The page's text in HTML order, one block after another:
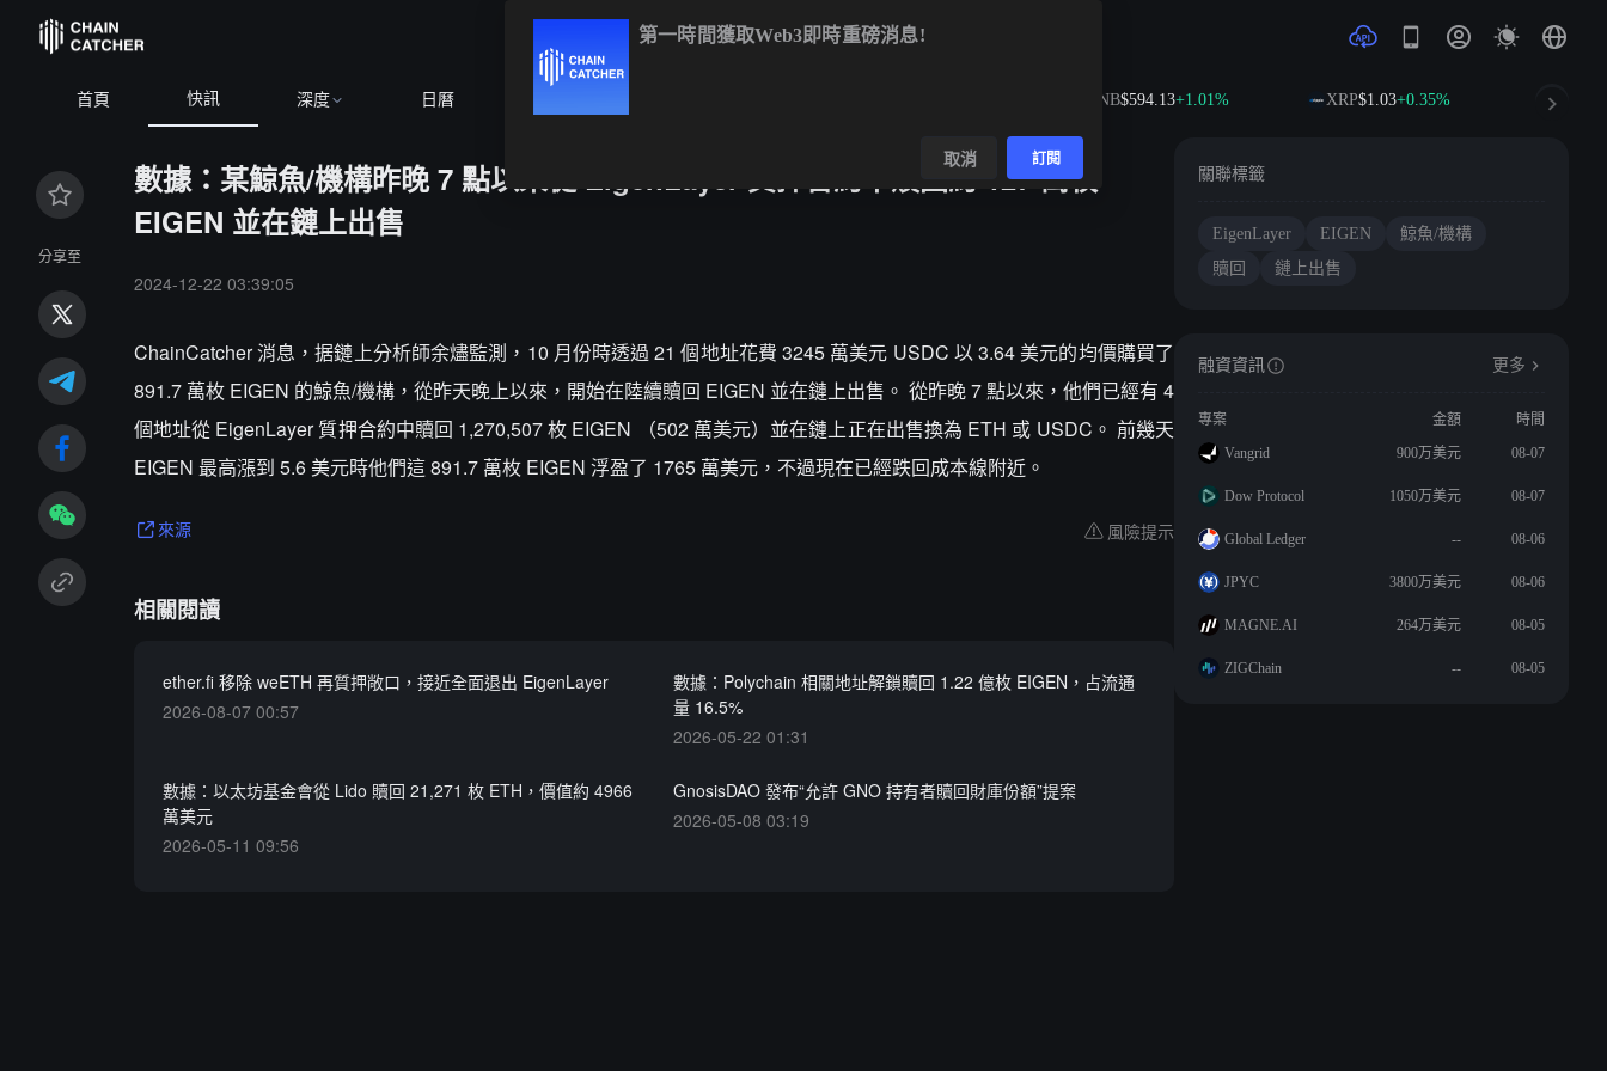
首頁 快訊 深度 日曆 BNB$594.13+1.01% XRP$1.03+0.35% SOL
分享至
數據：某鯨魚/機構昨晚 7 點以來從 EigenLayer 質押合約中贖回約 127 萬枚
EIGEN 並在鏈上出售
2024-12-22 03:39:05
ChainCatcher 消息，据鏈上分析師余燼監測，10 月份時透過 21 個地址花費 3245 萬美元 USDC 以 3.64 美元的均價購買了
891.7 萬枚 EIGEN 的鯨魚/機構，從昨天晚上以來，開始在陸續贖回 EIGEN 並在鏈上出售。 從昨晚 7 點以來，他們已經有 4
個地址從 EigenLayer 質押合約中贖回 1,270,507 枚 EIGEN （502 萬美元）並在鏈上正在出售換為 ETH 或 USDC。 前幾天
EIGEN 最高漲到 5.6 美元時他們這 891.7 萬枚 EIGEN 浮盈了 1765 萬美元，不過現在已經跌回成本線附近。
來源 風險提示
相關閱讀
ether.fi 移除 weETH 再質押敞口，接近全面退出 EigenLayer
2026-08-07 00:57
數據：Polychain 相關地址解鎖贖回 1.22 億枚 EIGEN，占流通
量 16.5%
2026-05-22 01:31
數據：以太坊基金會從 Lido 贖回 21,271 枚 ETH，價值約 4966
萬美元
2026-05-11 09:56
GnosisDAO 發布“允許 GNO 持有者贖回財庫份額”提案
2026-05-08 03:19
關聯標籤
EigenLayer EIGEN
鯨魚/機構
贖回
鏈上出售
融資資訊 更多
專案 金額
時間
Vangrid
900万美元 08-07
Dow Protocol 1050万美元 08-07
Global Ledger -- 08-06
JPYC 3800万美元 08-06
MAGNE.AI 264万美元 08-05
ZIGChain -- 08-05
第一時間獲取Web3即時重磅消息!
取消 訂閱